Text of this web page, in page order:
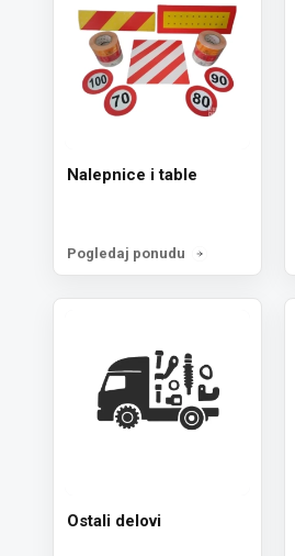
Nalepnice i table
Pogledaj ponudu
Ostali delovi